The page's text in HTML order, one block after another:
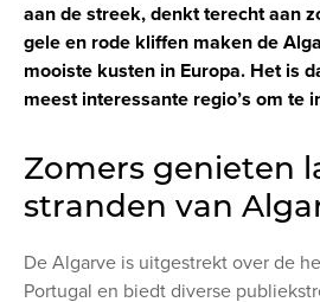
aan de streek, denkt terecht aan
gele en rode kliffen maken de
mooiste kusten in Europa. Het is
meest interessante regio’s om te
Zomers genieten
stranden van
De Algarve is uitgestrekt over de
Portugal en biedt diverse